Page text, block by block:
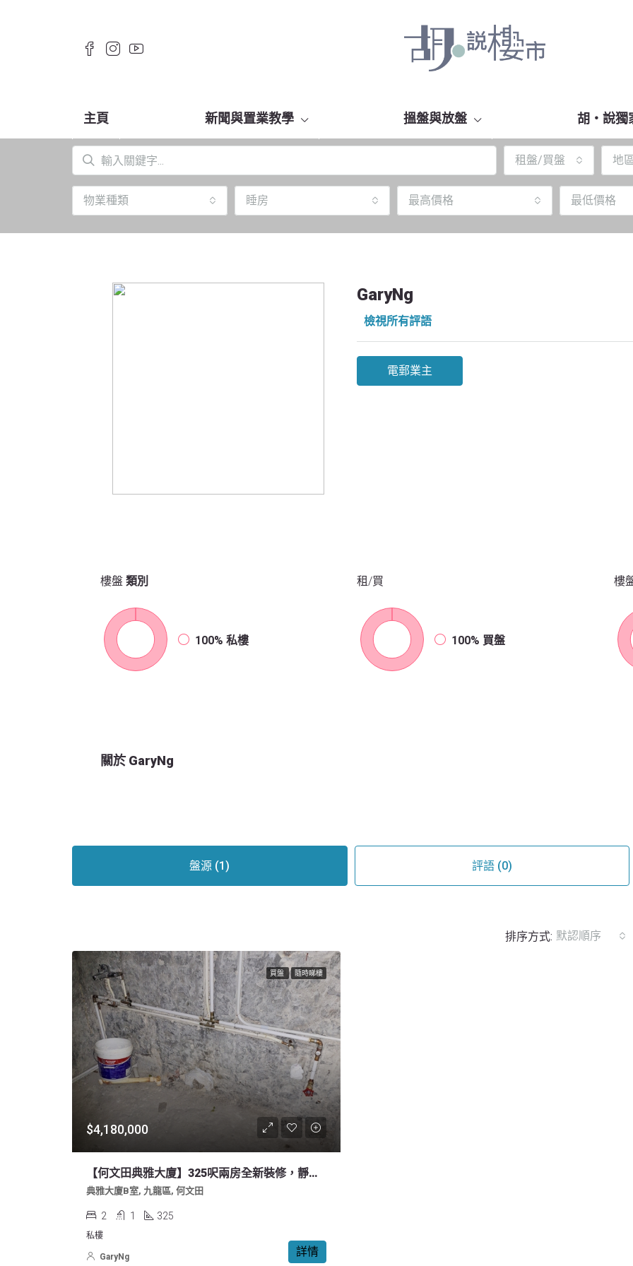
主頁 新聞與置業教學 搵盤與放盤 胡‧說獨
租盤/買盤 地
物業種類 睡房 最高價格 最低價格
GaryNg
檢視所有評語
電郵業主
樓盤 類別
100% 私樓
租/買
100% 買盤
樓
關於 GaryNg
盤源 (1) 評語 (0)
排序方式: 默認順序
買盤 隨時睇樓
$4,180,000
【何文田典雅大廈】325呎兩房全新裝修，靜中帶旺
典雅大廈B室, 九龍區, 何文田
2 1 325
私樓
詳情
GaryNg